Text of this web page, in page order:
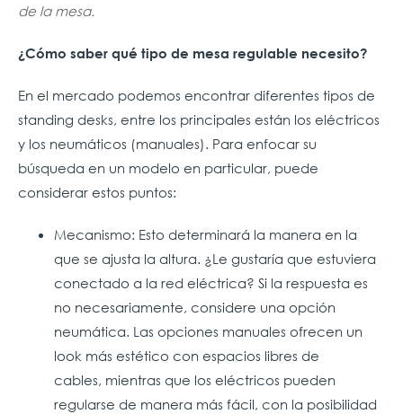
de la mesa.
¿Cómo saber qué tipo de mesa regulable necesito?
En el mercado podemos encontrar diferentes tipos de
standing desks, entre los principales están los eléctricos
y los neumáticos (manuales). Para enfocar su
búsqueda en un modelo en particular, puede
considerar estos puntos:
Mecanismo: Esto determinará la manera en la
que se ajusta la altura. ¿Le gustaría que estuviera
conectado a la red eléctrica? Si la respuesta es
no necesariamente, considere una opción
neumática. Las opciones manuales ofrecen un
look más estético con espacios libres de
cables, mientras que los eléctricos pueden
regularse de manera más fácil, con la posibilidad